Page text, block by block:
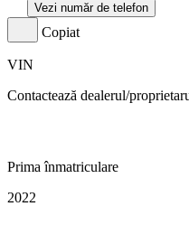
Vezi număr de telefon
Copiat
VIN
Contactează dealerul/
Prima înmatriculare
2022